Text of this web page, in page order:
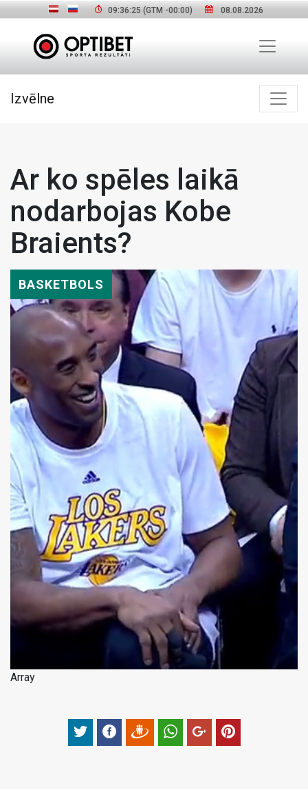
09:36:26 (GTM -00:00) 08.08.2026
Izvēlne
Ar ko spēles laikā
nodarbojas Kobe
Braients?
BASKETBOLS
Array